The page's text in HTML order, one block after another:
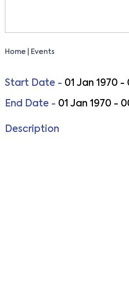
Home Events
Start Date - 01 Jan 1970 -
End Date - 01 Jan 1970 -
Description